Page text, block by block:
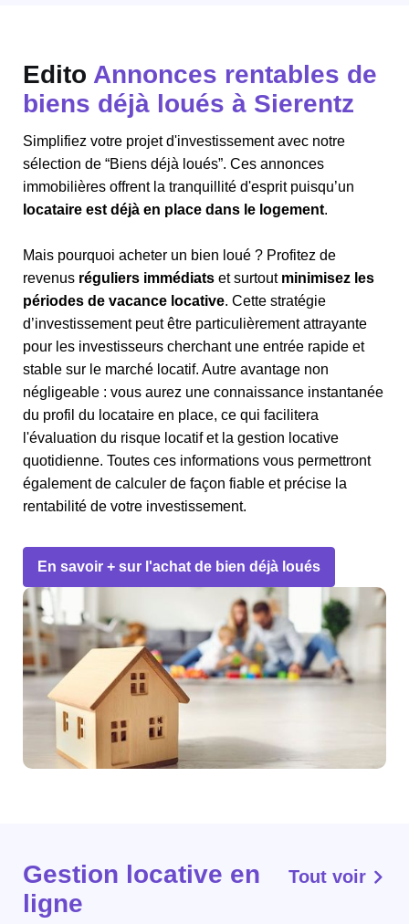
Edito Annonces rentables de
biens déjà loués à Sierentz
Simplifiez votre projet d'investissement avec notre
sélection de “Biens déjà loués”. Ces annonces
immobilières offrent la tranquillité d'esprit puisqu’un
locataire est déjà en place dans le logement.
Mais pourquoi acheter un bien loué ? Profitez de
revenus réguliers immédiats et surtout minimisez les
périodes de vacance locative. Cette stratégie
d’investissement peut être particulièrement attrayante
pour les investisseurs cherchant une entrée rapide et
stable sur le marché locatif. Autre avantage non
négligeable : vous aurez une connaissance instantanée
du profil du locataire en place, ce qui facilitera
l'évaluation du risque locatif et la gestion locative
quotidienne. Toutes ces informations vous permettront
également de calculer de façon fiable et précise la
rentabilité de votre investissement.
En savoir + sur l'achat de bien déjà loués
Gestion locative en
ligne
Tout voir